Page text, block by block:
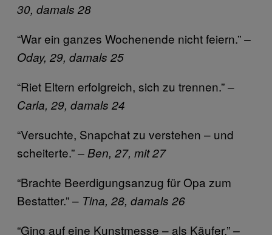
30, damals 28
“War ein ganzes Wochenende nicht feiern.”–
Oday, 29, damals 25
“Riet Eltern erfolgreich, sich zu trennen.” –
Carla, 29, damals 24
“Versuchte, Snapchat zu verstehen – und
scheiterte.”– Ben, 27, mit 27
“Brachte Beerdigungsanzug für Opa zum
Bestatter.” – Tina, 28, damals 26
“Ging auf eine Kunstmesse – als Käufer.”–